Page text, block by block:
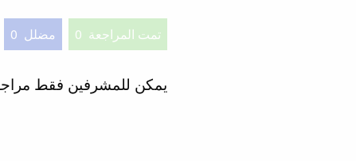
تمت المراجعة 0 مضلل 0
يمكن للمشرفين فقط